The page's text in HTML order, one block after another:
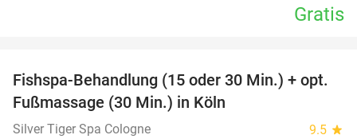
Gratis
36%
Fishspa-Behandlung (15 oder 30 Min.) + opt.
Fußmassage (30 Min.) in Köln
Silver Tiger Spa Cologne 9.5 star